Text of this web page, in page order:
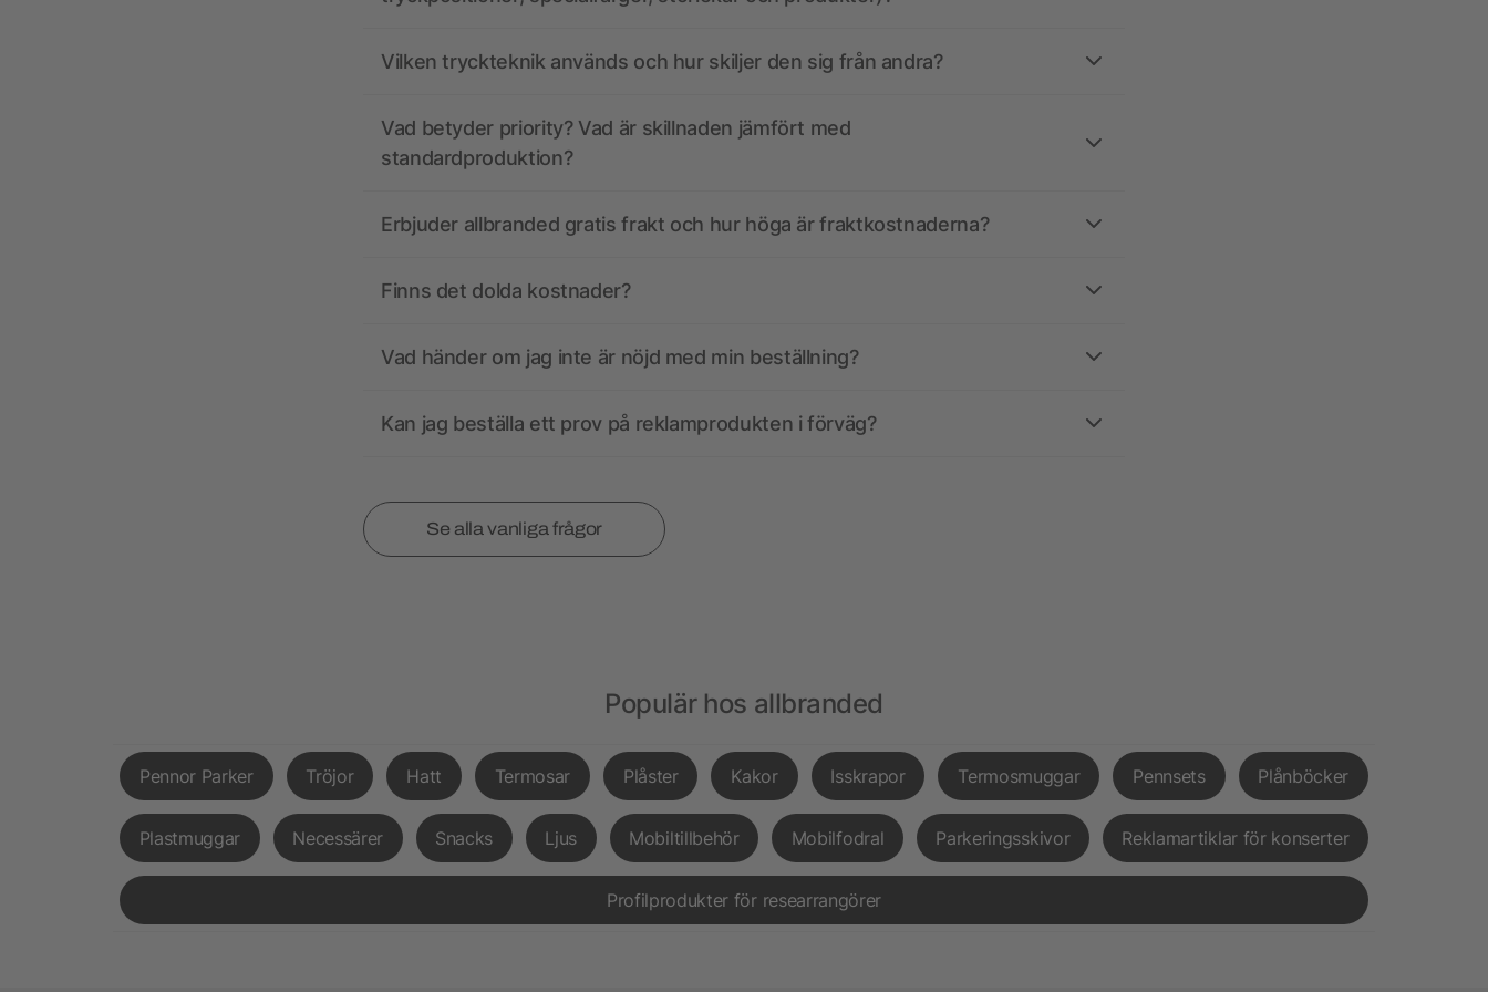
Vilken tryckteknik används och hur skiljer den sig från andra?
Vad betyder priority? Vad är skillnaden jämfört med
standardproduktion?
Erbjuder allbranded gratis frakt och hur höga är fraktkostnaderna?
Finns det dolda kostnader?
Vad händer om jag inte är nöjd med min beställning?
Kan jag beställa ett prov på reklamprodukten i förväg?
Se alla vanliga frågor
Populär hos allbranded
Pennor Parker Tröjor Hatt Termosar Plåster Kakor Isskrapor Termosmuggar Pennsets Plånböcker
Plastmuggar Necessärer Snacks Ljus Mobiltillbehör Mobilfodral Parkeringsskivor Reklamartiklar för konserter
Profilprodukter för researrangörer